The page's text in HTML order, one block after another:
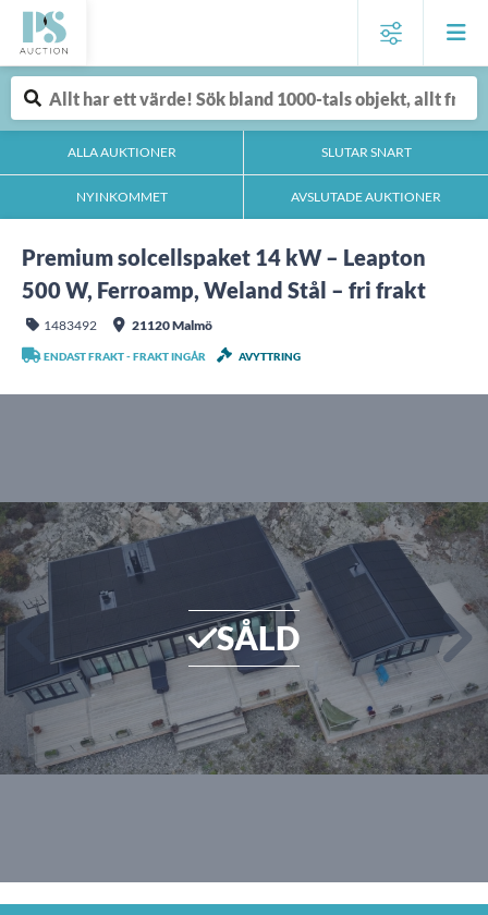
ALLA AUKTIONER SLUTAR SNART
NYINKOMMET AVSLUTADE AUKTIONER
Premium solcellspaket 14 kW – Leapton
500 W, Ferroamp, Weland Stål – fri frakt
1483492 21120 Malmö
ENDAST FRAKT - FRAKT INGÅR AVYTTRING
SÅLD